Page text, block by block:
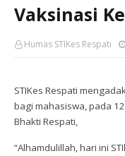
Vaksinasi
Humas STIKes Respati
STIKes Respati
bagi mahasiswa, pada
Bhakti Respati,
“Alhamdulillah, hari ini